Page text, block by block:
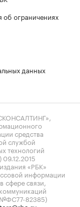
ограничениях
данных
средства
службой
технологий
«РБК»
информации
связи,
№ФС77-82385)